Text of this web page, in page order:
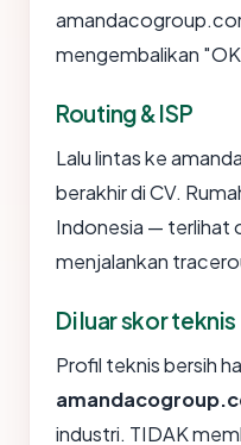
mengembalikan
Routing & ISP
Lalu lintas ke
berakhir di CV.
Indonesia — terlihat
menjalankan
Di luar skor teknis
Profil teknis bersih
industri. TIDAK